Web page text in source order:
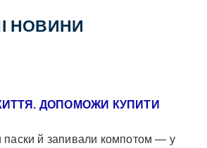
НОВИНИ
ДОПОМОЖИ КУПИТИ
паски й запивали компотом — у